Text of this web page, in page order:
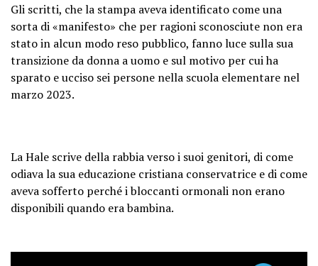
Gli scritti, che la stampa aveva identificato come una
sorta di «manifesto» che per ragioni sconosciute non era
stato in alcun modo reso pubblico, fanno luce sulla sua
transizione da donna a uomo e sul motivo per cui ha
sparato e ucciso sei persone nella scuola elementare nel
marzo 2023.
La Hale scrive della rabbia verso i suoi genitori, di come
odiava la sua educazione cristiana conservatrice e di come
aveva sofferto perché i bloccanti ormonali non erano
disponibili quando era bambina.